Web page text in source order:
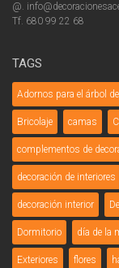
@.
Tf. 680 99 22 68
TAGS
Adornos para el árbol
Bricolaje camas
complementos de
decoración de interiores
decoración interior
Dormitorio día de la
Exteriores flores